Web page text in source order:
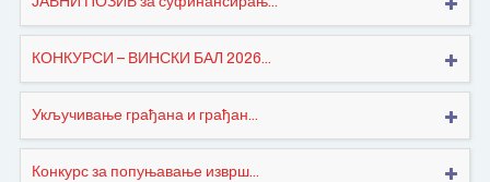
КОНКУРСИ – ВИНСКИ БАЛ 2026...
Укључивање грађана и грађан...
Конкурс за попуњавање изврш...